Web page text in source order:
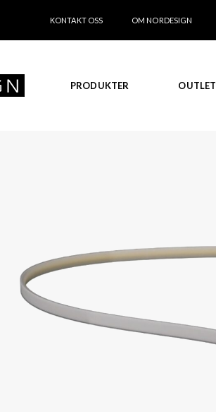
KONTAKT OSS OM NORDESIGN
PRODUKTER OUTLET